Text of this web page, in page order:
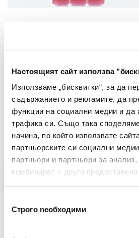
Настоящият сайт използва
Използваме „бисквитки“, за да
съдържанието и рекламите, да
функции на социални медии и да
трафика си. Също така
начина, по който използвате
партньорските си социални
партньори и партньори за
комбинират с друга
наСтрого nеобходими
Часовник - Huawei Watch
568.82 лв. без
-
Купи